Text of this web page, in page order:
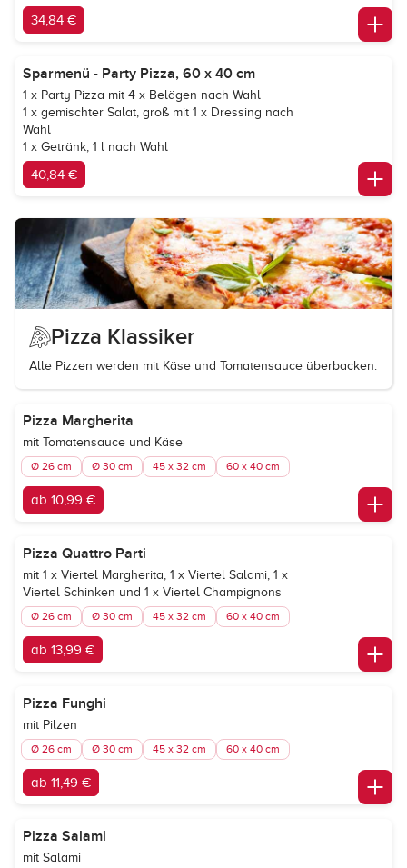
34,84 €
Sparmenü - Party Pizza, 60 x 40 cm
1 x Party Pizza mit 4 x Belägen nach Wahl
1 x gemischter Salat, groß mit 1 x Dressing nach
Wahl
1 x Getränk, 1 l nach Wahl
40,84 €
Pizza Klassiker
Alle Pizzen werden mit Käse und Tomatensauce überbacken.
Pizza Margherita
mit Tomatensauce und Käse
Ø 26 cm Ø 30 cm 45 x 32 cm 60 x 40 cm
ab 10,99 €
Pizza Quattro Parti
mit 1 x Viertel Margherita, 1 x Viertel Salami, 1 x
Viertel Schinken und 1 x Viertel Champignons
Ø 26 cm Ø 30 cm 45 x 32 cm 60 x 40 cm
ab 13,99 €
Pizza Funghi
mit Pilzen
Ø 26 cm Ø 30 cm 45 x 32 cm 60 x 40 cm
ab 11,49 €
Pizza Salami
mit Salami